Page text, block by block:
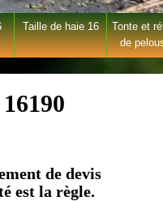
Taille de haie 16
Tonte et
de
de devis
est la règle.